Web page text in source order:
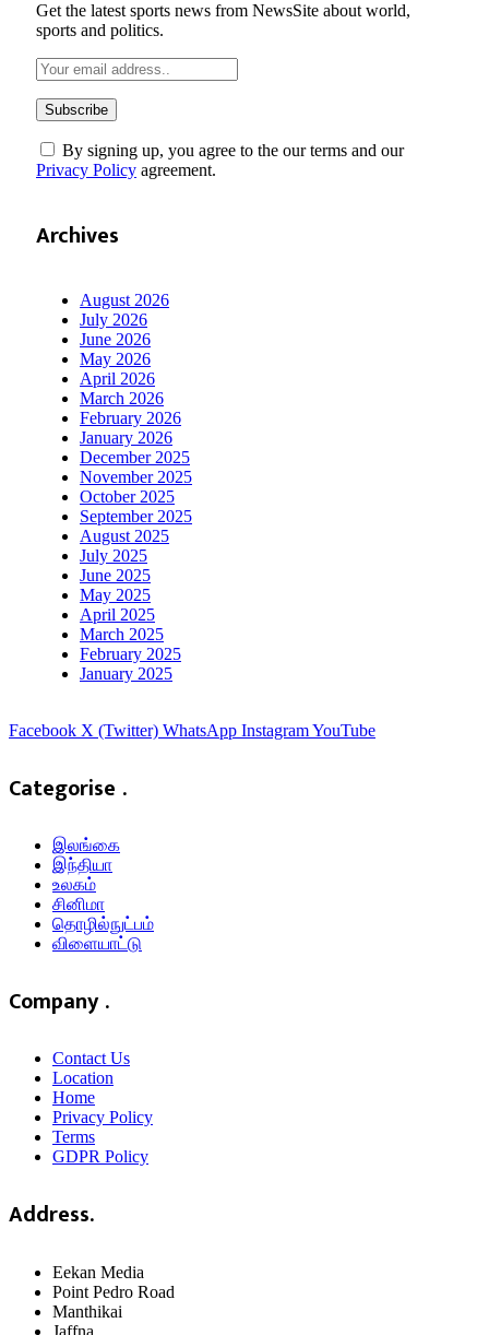
Get the latest sports news from NewsSite about world,
sports and politics.
By signing up, you agree to the our terms and our
Privacy Policy agreement.
Archives
August 2026
July 2026
June 2026
May 2026
April 2026
March 2026
February 2026
January 2026
December 2025
November 2025
October 2025
September 2025
August 2025
July 2025
June 2025
May 2025
April 2025
March 2025
February 2025
January 2025
Facebook X (Twitter) WhatsApp InstagramYouTube
Categorise .
இலங்கை
இந்தியா
உலகம்
சினிமா
தொழில்நுட்பம்
விளையாட்டு
Company .
Contact Us
Location
Home
Privacy Policy
Terms
GDPR Policy
Address.
Eekan Media
Point Pedro Road
Manthikai
Jaffna